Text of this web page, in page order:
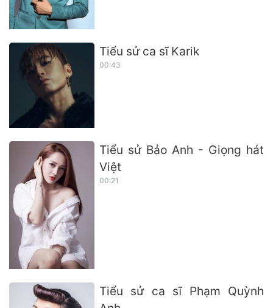
Tiểu sử ca sĩ Karik
00:43
Tiểu sử Bảo Anh - Giọng hát
Việt
00:21
Tiểu sử ca sĩ Phạm Quỳnh